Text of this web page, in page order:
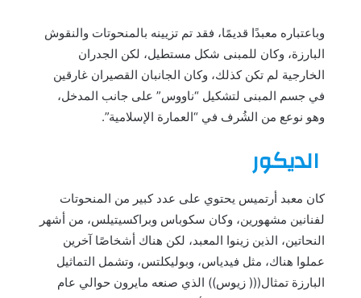
وباعتباره معبدًا قديمًا، فقد تم تزيينه بالمنحوتات والنقوش
البارزة، وكان للمبنى شكل مستطيل، لكن الجدران
الخارجية لم تكن كذلك، وكان الجانبان القصيران غارقين
في جسم المبنى لتشكيل “ناووس” على جانب المدخل،
وهو نوعع من الشُرف في “العمارة الإسلامية”.
الديكور
كان معبد أرتميس يحتوي على عدد كبير من المنحوتات
لفنانين مشهورين، وكان سكوباس وبراكسيتيلس، من أشهر
النحاتين، الذين زينوا المعبد، لكن هناك أشخاصًا آخرين
عملوا هناك، مثل فيدياس، وبوليكلتس، وتشمل التماثيل
البارزة تمثال((( زيوس)) الذي صنعه مايرون حوالي عام